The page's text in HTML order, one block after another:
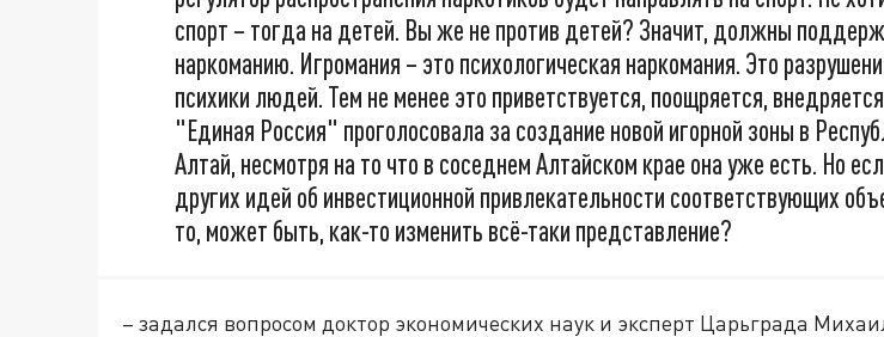
спорт – тогда на детей. Вы же не против детей? Значит, должны
наркоманию. Игромания – это психологическая наркомания. Это
психики людей. Тем не менее это приветствуется, поощряется,
"Единая Россия" проголосовала за создание новой игорной зоны в
Алтай, несмотря на то что в соседнем Алтайском крае она уже есть. Но
других идей об инвестиционной привлекательности соответствующих
то, может быть, как-то изменить всё-таки представление?
– задался вопросом доктор экономических наук и эксперт Царьграда